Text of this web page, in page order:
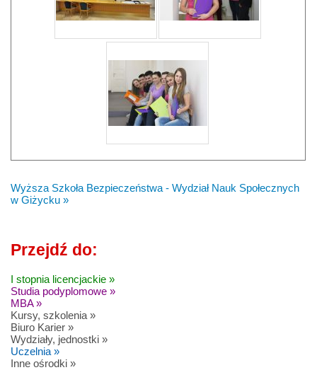
Wyższa Szkoła Bezpieczeństwa - Wydział Nauk Społecznych
w Giżycku »
Przejdź do:
I stopnia licencjackie »
Studia podyplomowe »
MBA »
Kursy, szkolenia »
Biuro Karier »
Wydziały, jednostki »
Uczelnia »
Inne ośrodki »